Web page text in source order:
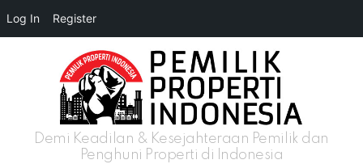
Demi Keadilan & Kesejahteraan Pemilik dan
Penghuni Properti di Indonesia
Log In Register